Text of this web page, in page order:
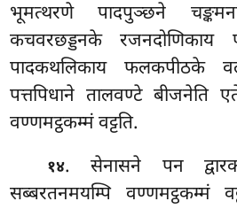
भूमत्थरणे पादपुञ्छने
कचवरछड्डनके रजनदोणिकाय
पादकथलिकाय फलकपीठके
पत्तपिधाने तालवण्टे बीजनेति
वण्णमट्ठकम्मं वट्टति.
१४. सेनासने पन
सब्बरतनमयम्पि वण्णमट्ठकम्मं